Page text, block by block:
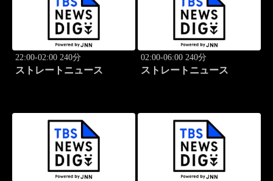
22:00-02:00 240分
ストレートニュース
02:00-06:00 240分
ストレートニュース